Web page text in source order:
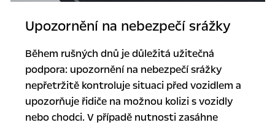
Upozornění na nebezpečí srážky
Během rušných dnů je důležitá užitečná
podpora: upozornění na nebezpečí srážky
nepřetržitě kontroluje situaci před vozidlem a
upozorňuje řidiče na možnou kolizi s vozidly
nebo chodci. V případě nutnosti zasáhne